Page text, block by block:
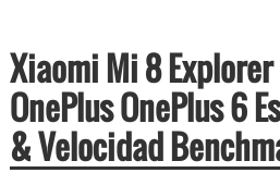
Xiaomi Mi 8
OnePlus OnePlus 6
& Velocidad